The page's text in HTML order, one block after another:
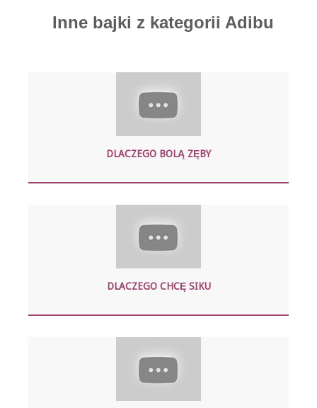
Inne bajki z kategorii Adibu
DLACZEGO BOLĄ ZĘBY
DLACZEGO CHCĘ SIKU